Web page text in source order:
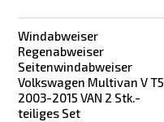
Windabweiser
Regenabweiser
Seitenwindabweiser
Volkswagen Multivan V T5
2003-2015 VAN 2 Stk.-
teiliges Set